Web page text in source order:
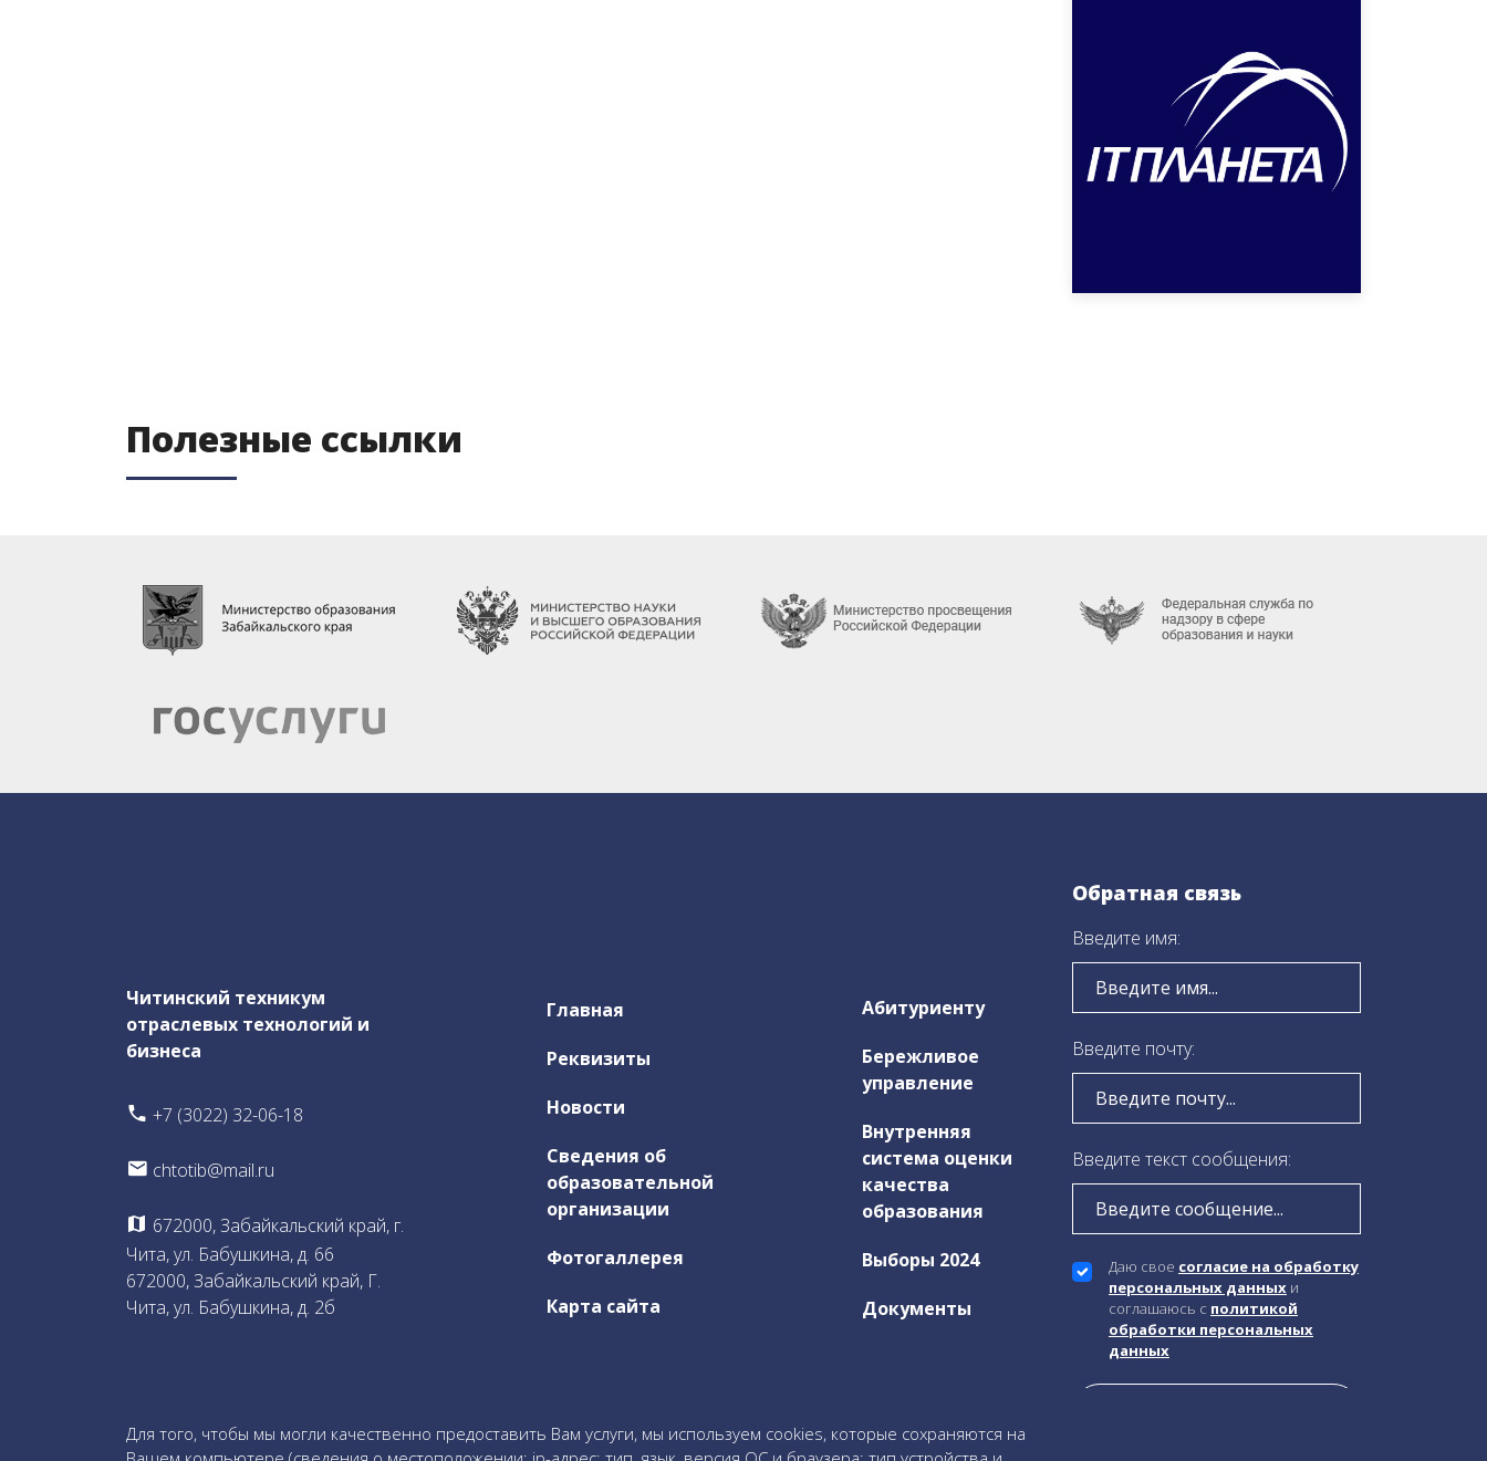
Полезные ссылки
Читинский техникум
отраслевых технологий и
бизнеса
+7 (3022) 32-06-18
chtotib@mail.ru
672000, Забайкальский край, г.
Чита, ул. Бабушкина, д. 66
672000, Забайкальский край, Г.
Чита, ул. Бабушкина, д. 2б
Главная
Реквизиты
Новости
Сведения об
образовательной
организации
Фотогаллерея
Карта сайта
Абитуриенту
Бережливое
управление
Внутренняя
система оценки
качества
образования
Выборы 2024
Документы
Обратная связь
Введите имя:
Введите почту:
Введите текст сообщения:
Даю свое согласие на обработку
персональных данных и
соглашаюсь c политикой
обработки персональных
данных
Для того, чтобы мы могли качественно предоставить Вам услуги, мы используем cookies, которые сохраняются на